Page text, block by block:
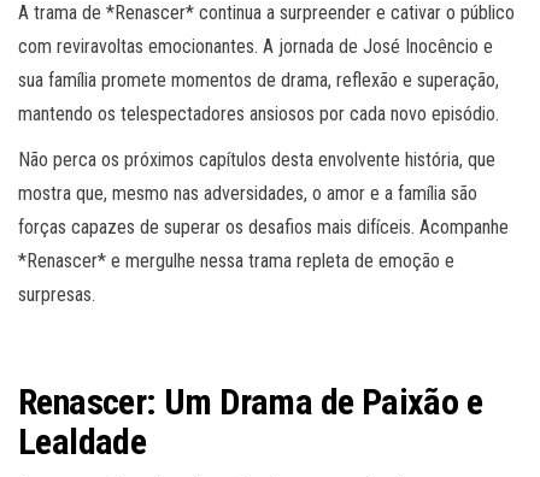
A trama de *Renascer* continua a surpreender e cativar o público
com reviravoltas emocionantes. A jornada de José Inocêncio e
sua família promete momentos de drama, reflexão e superação,
mantendo os telespectadores ansiosos por cada novo episódio.
Não perca os próximos capítulos desta envolvente história, que
mostra que, mesmo nas adversidades, o amor e a família são
forças capazes de superar os desafios mais difíceis. Acompanhe
*Renascer* e mergulhe nessa trama repleta de emoção e
surpresas.
Renascer: Um Drama de Paixão e
Lealdade